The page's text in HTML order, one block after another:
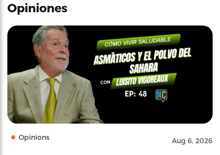
Opiniones
Opinions Aug 6, 2026